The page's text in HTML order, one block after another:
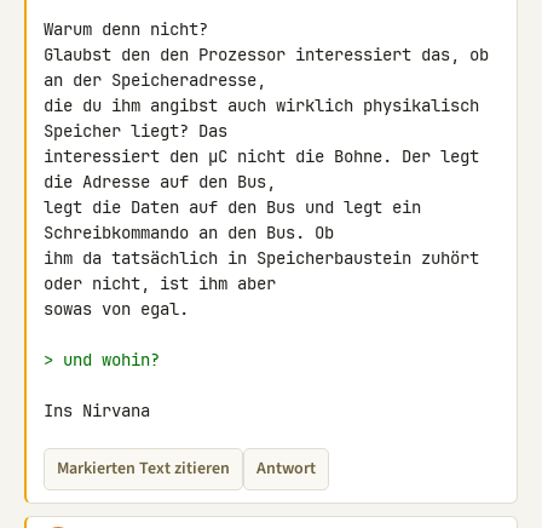
Warum denn nicht?
Glaubst den den Prozessor interessiert das, ob
an der Speicheradresse,
die du ihm angibst auch wirklich physikalisch
Speicher liegt? Das
interessiert den µC nicht die Bohne. Der legt
die Adresse auf den Bus,
legt die Daten auf den Bus und legt ein
Schreibkommando an den Bus. Ob
ihm da tatsächlich in Speicherbaustein zuhört
oder nicht, ist ihm aber
sowas von egal.
> und wohin?
Ins Nirvana
Markierten Text zitieren Antwort